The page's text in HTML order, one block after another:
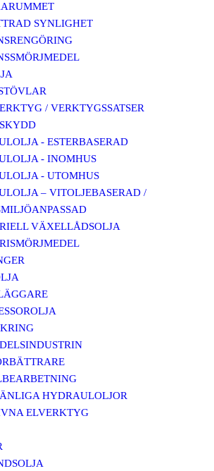
SYNLIGHET
/ VERKTYGSSATSER
- ESTERBASERAD
- INOMHUS
- UTOMHUS
– VITOLJEBASERAD /
VÄXELLÅDSOLJA
HYDRAULOLJOR
ELVERKTYG